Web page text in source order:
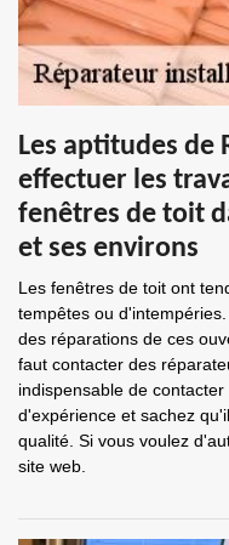
Les aptitudes de
effectuer les
fenêtres de toit
et ses environs
Les fenêtres de toit ont
tempêtes ou
des réparations de ces
faut contacter des
indispensable de
d'expérience et sachez
qualité. Si vous voulez
site web.